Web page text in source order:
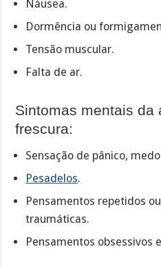
Náusea.
Dormência ou
Tensão muscular.
Falta de ar.
Sintomas mentais da
frescura:
Sensação de pânico,
Pesadelos.
Pensamentos repetidos
traumáticas.
Pensamentos obsessivos